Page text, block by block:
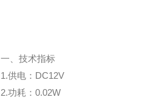
一、技术指标
1.供电：DC12V
2.功耗：0.02W